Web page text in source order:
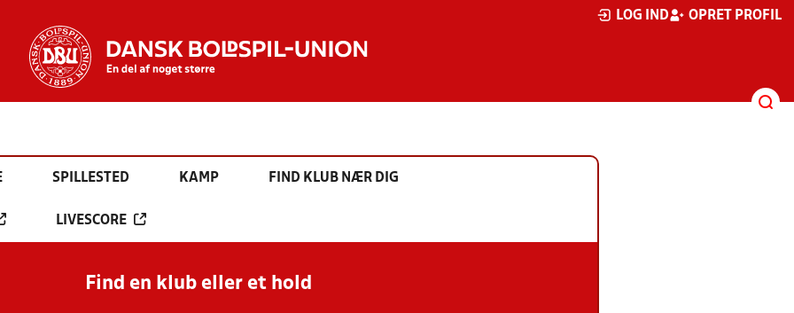
LOG IND OPRET PROFIL
SPILLESTED KAMP FIND KLUB NÆR DIG
LIVESCORE
Find en klub eller et hold